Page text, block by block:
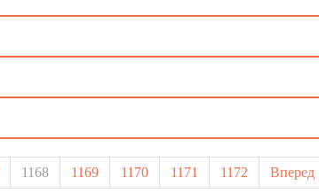
1168 1169 1170 1171 1172 Вперед